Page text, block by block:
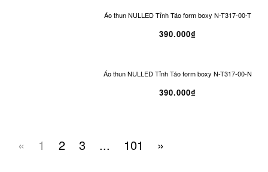
Áo thun NULLED Tỉnh Táo form boxy N-T317-00-T
390.000₫
Áo thun NULLED Tỉnh Táo form boxy N-T317-00-N
390.000₫
« 1 2 3 ... 101 »